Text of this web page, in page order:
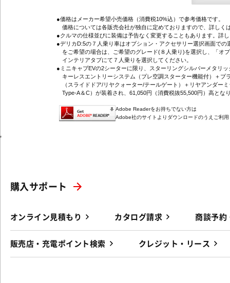
●価格はメーカー希望小売価格（消費税10%込）で参考価格です。
価格については各販売会社が独自に定めておりますので、詳しく
●クルマの仕様並びに装備は予告なく変更することもあります。詳
●デリカD:5の７人乗り車はオプション・アクセサリー選択画面での
をご希望の場合は、ご希望のグレード(８人乗り)を選択し、「オ
インテリアタブにて７人乗りを選択してください。
●ミニキャブEVの2シーターに限り、スターリングシルバーメタリ
キーレスエントリーシステム（プレ空調スターター機能付）＋プ
（スライドドア/リヤクォーター/テールゲート）＋リヤアンダー
Type-A＆C）が装着され、61,050円（消費税抜55,500円）高とな
Adobe Readerをお持ちでない方は
Adobe社のサイトよりダウンロードのうえご利
'
購入サポート
オンライン見積もり カタログ請求 商談予約
販売店・充電ポイント検索 クレジット・リース